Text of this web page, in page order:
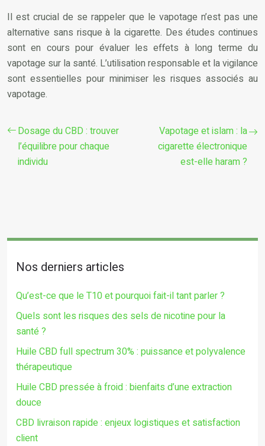
Il est crucial de se rappeler que le vapotage n’est pas une
alternative sans risque à la cigarette. Des études continues
sont en cours pour évaluer les effets à long terme du
vapotage sur la santé. L’utilisation responsable et la vigilance
sont essentielles pour minimiser les risques associés au
vapotage.
Dosage du CBD : trouver
l’équilibre pour chaque
individu
Vapotage et islam : la
cigarette électronique
est-elle haram ?
Nos derniers articles
Qu’est-ce que le T10 et pourquoi fait-il tant parler ?
Quels sont les risques des sels de nicotine pour la
santé ?
Huile CBD full spectrum 30% : puissance et polyvalence
thérapeutique
Huile CBD pressée à froid : bienfaits d’une extraction
douce
CBD livraison rapide : enjeux logistiques et satisfaction
client